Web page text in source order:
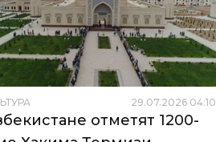
29.07.2026 04:10
отметят 1200-
Хакима Термизи
об этом подписал глава